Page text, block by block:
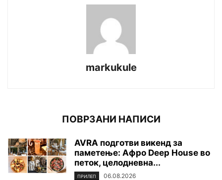
markukule
ПОВРЗАНИ НАПИСИ
AVRA подготви викенд за
паметење: Афро Deep House во
петок, целодневна...
ПРИЛЕП 06.08.2026